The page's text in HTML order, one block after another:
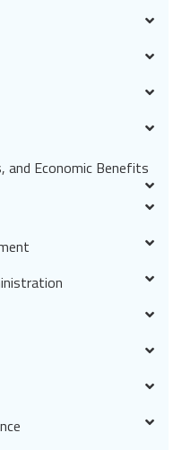
and Economic Benefits